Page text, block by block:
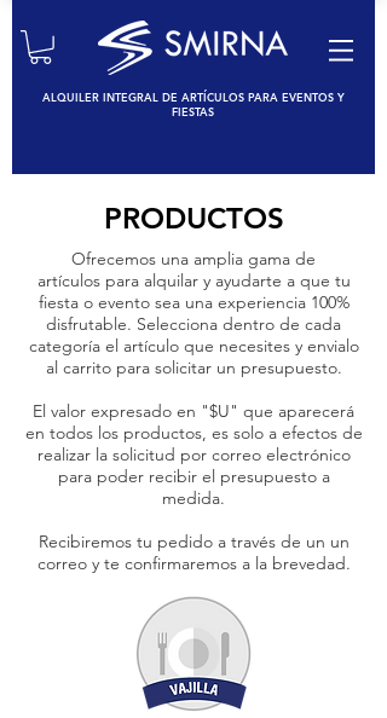
ALQUILER INTEGRAL DE ARTÍCULOS PARA EVENTOS Y
FIESTAS
PRODUCTOS
Ofrecemos una amplia gama de
artículos para alquilar y ayudarte a que tu
fiesta o evento sea una experiencia 100%
disfrutable. Selecciona dentro de cada
categoría el artículo que necesites y envialo
al carrito para solicitar un presupuesto.
El valor expresado en "$U" que aparecerá
en todos los productos, es solo a efectos de
realizar la solicitud por correo electrónico
para poder recibir el presupuesto a
medida.
Recibiremos tu pedido a través de un un
correo y te confirmaremos a la brevedad.